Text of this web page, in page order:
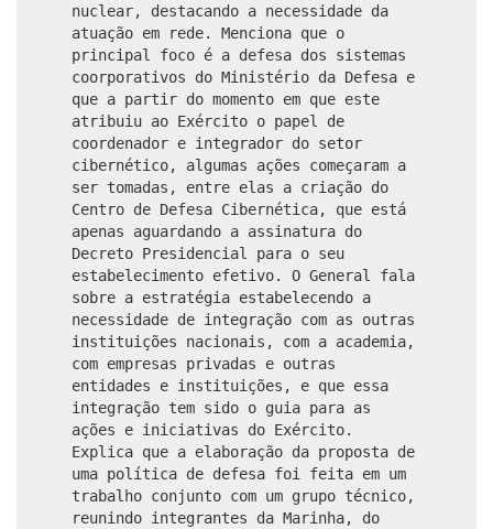
nuclear, destacando a necessidade da
atuação em rede. Menciona que o
principal foco é a defesa dos sistemas
coorporativos do Ministério da Defesa e
que a partir do momento em que este
atribuiu ao Exército o papel de
coordenador e integrador do setor
cibernético, algumas ações começaram a
ser tomadas, entre elas a criação do
Centro de Defesa Cibernética, que está
apenas aguardando a assinatura do
Decreto Presidencial para o seu
estabelecimento efetivo. O General fala
sobre a estratégia estabelecendo a
necessidade de integração com as outras
instituições nacionais, com a academia,
com empresas privadas e outras
entidades e instituições, e que essa
integração tem sido o guia para as
ações e iniciativas do Exército.
Explica que a elaboração da proposta de
uma política de defesa foi feita em um
trabalho conjunto com um grupo técnico,
reunindo integrantes da Marinha, do